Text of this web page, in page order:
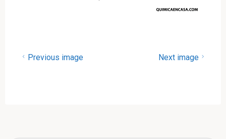
Previous image Next image